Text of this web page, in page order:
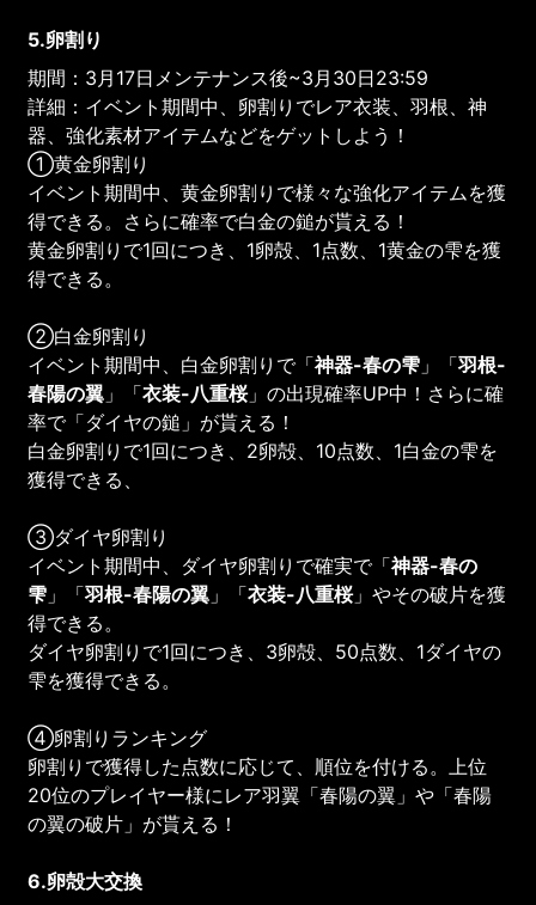
5.卵割り
期間：3月17日メンテナンス後~3月30日23:59
詳細：イベント期間中、卵割りでレア衣装、羽根、神
器、強化素材アイテムなどをゲットしよう！
①黄金卵割り
イベント期間中、黄金卵割りで様々な強化アイテムを獲
得できる。さらに確率で白金の鎚が貰える！
黄金卵割りで1回につき、1卵殻、1点数、1黄金の雫を獲
得できる。
②白金卵割り
イベント期間中、白金卵割りで「神器-春の雫 」「羽根-
春陽の翼 」「衣装-八重桜」の出現確率UP中！さらに確
率で「ダイヤの鎚」が貰える！
白金卵割りで1回につき、2卵殻、10点数、1白金の雫を
獲得できる、
③ダイヤ卵割り
イベント期間中、ダイヤ卵割りで確実で「神器-春の
雫 」「羽根-春陽の翼 」「衣装-八重桜」やその破片を獲
得できる。
ダイヤ卵割りで1回につき、3卵殻、50点数、1ダイヤの
雫を獲得できる。
④卵割りランキング
卵割りで獲得した点数に応じて、順位を付ける。上位
20位のプレイヤー様にレア羽翼「春陽の翼」や「春陽
の翼の破片」が貰える！
6.卵殻大交換